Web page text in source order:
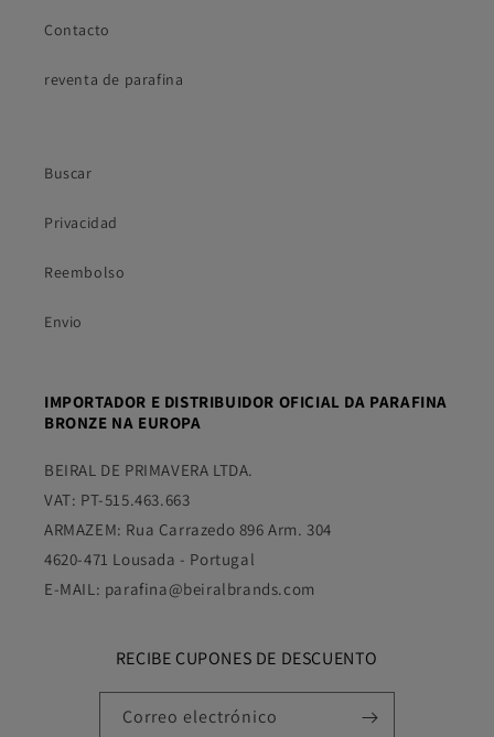
Contacto
reventa de parafina
Buscar
Privacidad
Reembolso
Envio
IMPORTADOR E DISTRIBUIDOR OFICIAL DA PARAFINA
BRONZE NA EUROPA
BEIRAL DE PRIMAVERA LTDA.
VAT: PT-515.463.663
ARMAZEM: Rua Carrazedo 896 Arm. 304
4620-471 Lousada - Portugal
E-MAIL: parafina@beiralbrands.com
RECIBE CUPONES DE DESCUENTO
Correo electrónico